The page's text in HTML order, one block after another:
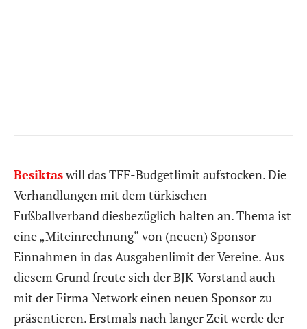
Besiktaswill das TFF-Budgetlimit aufstocken. Die
Verhandlungen mit dem türkischen
Fußballverband diesbezüglich halten an. Thema ist
eine „Miteinrechnung“ von (neuen) Sponsor-
Einnahmen in das Ausgabenlimit der Vereine. Aus
diesem Grund freute sich der BJK-Vorstand auch
mit der Firma Network einen neuen Sponsor zu
präsentieren. Erstmals nach langer Zeit werde der